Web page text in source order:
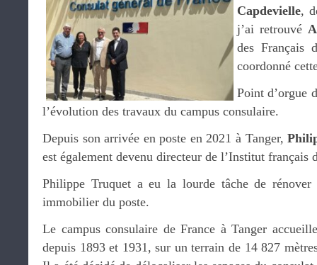
Capdevielle,
j’ai retrouvé
des Français
coordonné
Point d’orgue
l’évolution des travaux du campus consulaire.
Depuis son arrivée en poste en 2021 à Tanger,
est également devenu directeur de l’Institut français
Philippe Truquet a eu la lourde tâche de
immobilier du poste.
Le campus consulaire de France à Tanger
depuis 1893 et 1931, sur un terrain de 14 827